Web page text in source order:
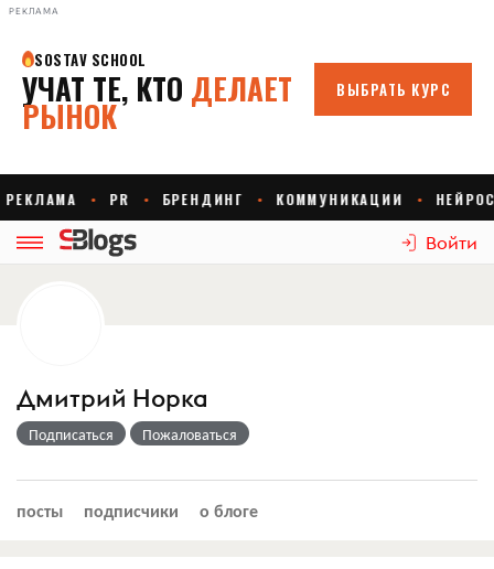
РЕКЛАМА
Войти
Дмитрий Норка
Подписаться Пожаловаться
посты подписчики о блоге